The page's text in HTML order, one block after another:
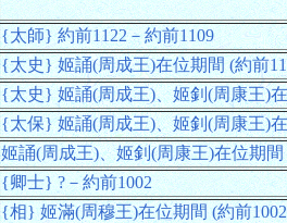
{太師} 約前1122－約前1109
{太史} 姬誦(周成王)在位期間 (約前
{太史} 姬誦(周成王)、姬釗(周康王)
{太保} 姬誦(周成王)、姬釗(周康王)
姬誦(周成王)、姬釗(周康王)在位期間
{卿士} ?－約前1002
{相} 姬滿(周穆王)在位期間 (約前